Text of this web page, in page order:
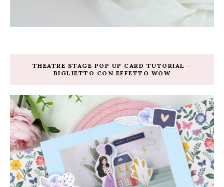
THEATRE STAGE POP UP CARD TUTORIAL –
BIGLIETTO CON EFFETTO WOW